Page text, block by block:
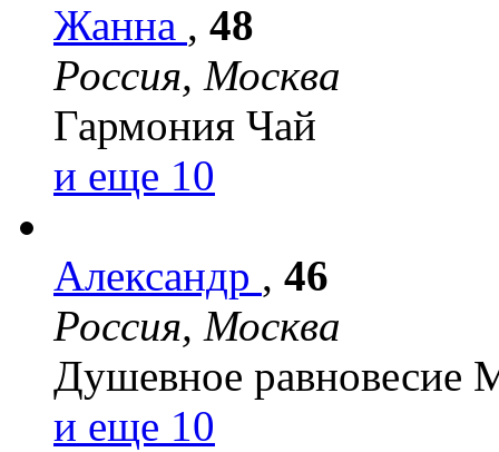
Жанна , 48
Россия, Москва
Гармония Чай
и еще 10
Александр , 46
Россия, Москва
Душевное равновесие
и еще 10